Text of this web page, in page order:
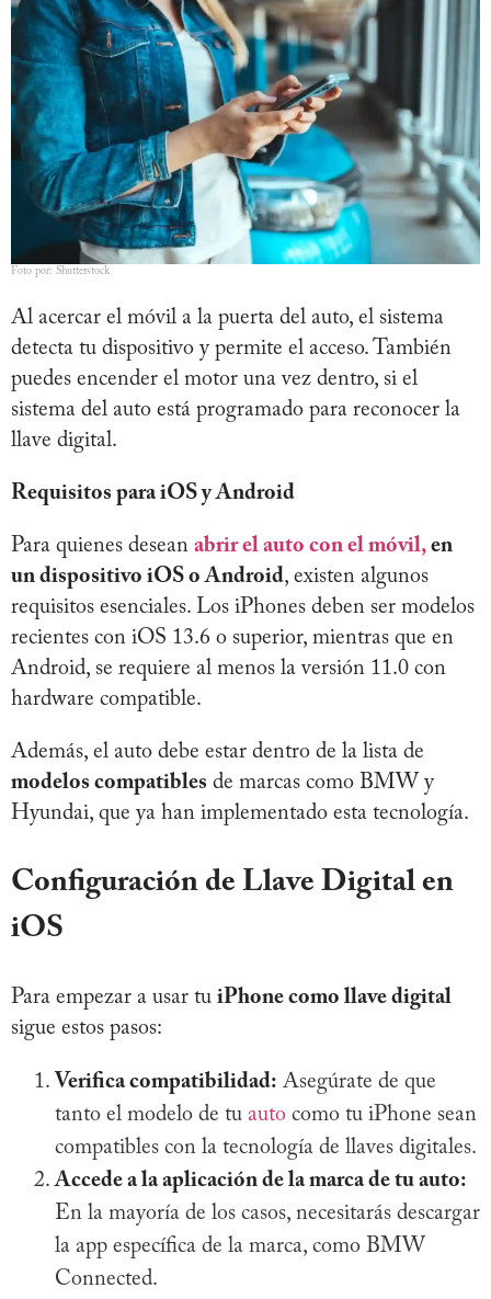
Foto por: Shutterstock
Al acercar el móvil a la puerta del auto, el sistema
detecta tu dispositivo y permite el acceso. También
puedes encender el motor una vez dentro, si el
sistema del auto está programado para reconocer la
llave digital.
Requisitos para iOS y Android
Para quienes desean abrir el auto con el móvil, en
un dispositivo iOS o Android, existen algunos
requisitos esenciales. Los iPhones deben ser modelos
recientes con iOS 13.6 o superior, mientras que en
Android, se requiere al menos la versión 11.0 con
hardware compatible.
Además, el auto debe estar dentro de la lista de
modelos compatibles de marcas como BMW y
Hyundai, que ya han implementado esta tecnología.
Configuración de Llave Digital en
iOS
Para empezar a usar tu iPhone como llave digital
sigue estos pasos:
Verifica compatibilidad: Asegúrate de que
tanto el modelo de tu auto como tu iPhone sean
compatibles con la tecnología de llaves digitales.
Accede a la aplicación de la marca de tu auto:
En la mayoría de los casos, necesitarás descargar
la app específica de la marca, como BMW
Connected.